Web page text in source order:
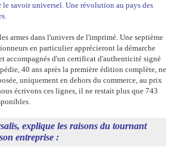
savoir universel. Une révolution au pays des
armes dans l'univers de l'imprimé. Une septième
en particulier apprécieront la démarche
accompagnés d'un certificat d'authenticité signé
40 ans après la première édition complète, ne
uniquement en dehors du commerce, au prix
écrivons ces lignes, il ne restait plus que 743
explique les raisons du tournant
entreprise :